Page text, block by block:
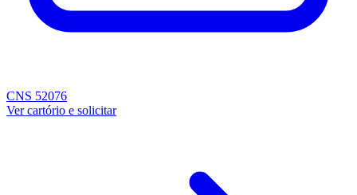
CNS 52076
Ver cartório e solicitar